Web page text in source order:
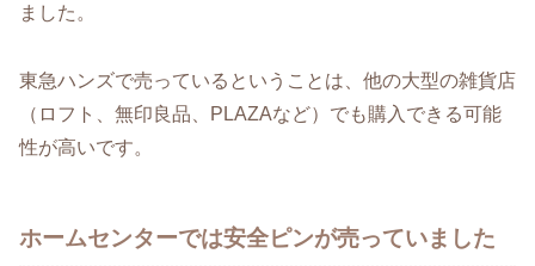
ました。
東急ハンズで売っているということは、他の大型の雑貨店
（ロフト、無印良品、PLAZAなど）でも購入できる可能
性が高いです。
ホームセンターでは安全ピンが売っていました